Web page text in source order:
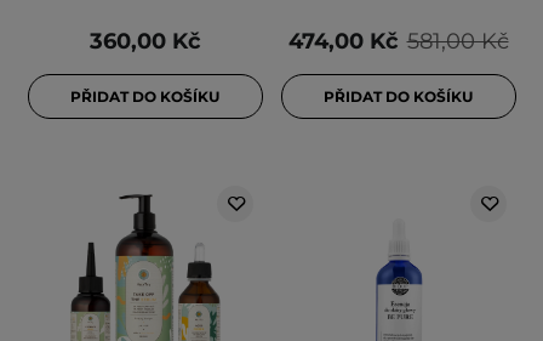
360,00 Kč
PŘIDAT DO KOŠÍKU
581,00 Kč
474,00 Kč
PŘIDAT DO KOŠÍKU